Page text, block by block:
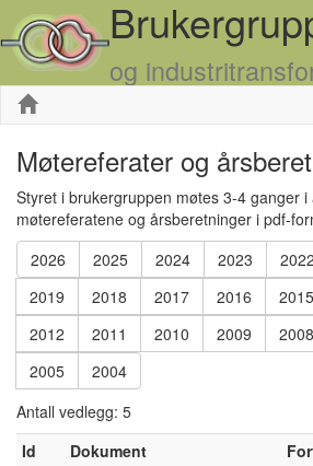
og
Møtereferater og
Styret i brukergruppen møtes 3-4 ganger
møtereferatene og årsberetninger i pdf-
2026
2025 2024 2023 2022
2019
2018 2017 2016 2015
2012
2011 2010 2009 2008
2005
2004
Antall vedlegg: 5
Id
Dokument